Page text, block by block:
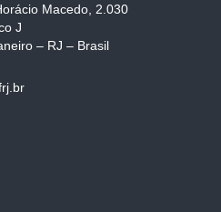
Macedo, 2.030
J
– RJ – Brasil